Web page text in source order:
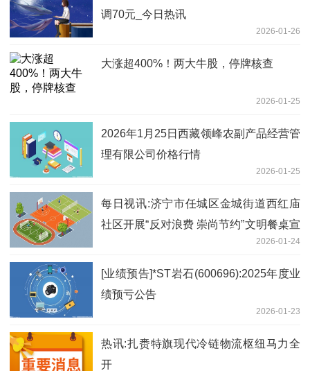
调70元_今日热讯
2026-01-26
大涨超400%！两大牛股，停牌核查
2026-01-25
2026年1月25日西藏领峰农副产品经营管
理有限公司价格行情
2026-01-25
每日视讯:济宁市任城区金城街道西红庙
社区开展“反对浪费 崇尚节约”文明餐桌宣
2026-01-24
[业绩预告]*ST岩石(600696):2025年度业
绩预亏公告
2026-01-23
热讯:扎赉特旗现代冷链物流枢纽马力全
开